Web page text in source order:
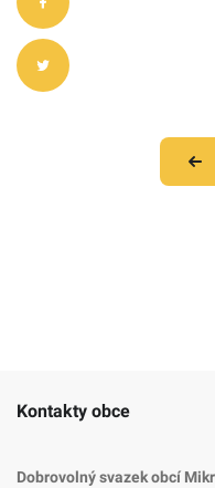
Kontakty obce
Dobrovolný svazek obcí